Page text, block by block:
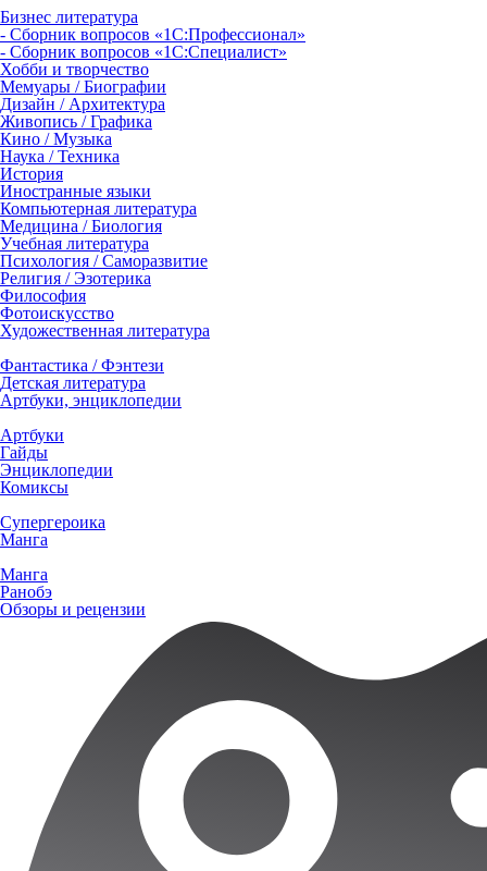
Бизнес литература
- Сборник вопросов «1С:Профессионал»
- Сборник вопросов «1С:Специалист»
Хобби и творчество
Мемуары / Биографии
Дизайн / Архитектура
Живопись / Графика
Кино / Музыка
Наука / Техника
История
Иностранные языки
Компьютерная литература
Медицина / Биология
Учебная литература
Психология / Саморазвитие
Религия / Эзотерика
Философия
Фотоискусство
Художественная литература
Фантастика / Фэнтези
Детская литература
Артбуки, энциклопедии
Артбуки
Гайды
Энциклопедии
Комиксы
Супергероика
Манга
Манга
Ранобэ
Обзоры и рецензии